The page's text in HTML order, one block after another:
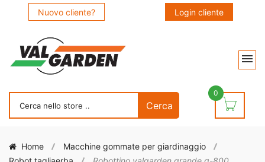
Nuovo cliente? Login cliente
0
Home
Macchine gommate per giardinaggio